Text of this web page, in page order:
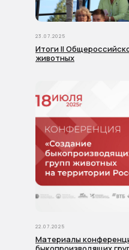
23.07.2025
Итоги II
животных
22.07.2025
Материалы